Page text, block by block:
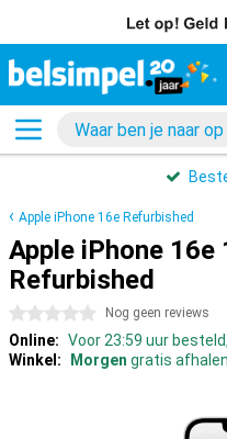
Apple iPhone 16e Refurbished
Apple iPhone 16e
Refurbished
0 sterren Nog geen reviews
Online: Voor 23:59 uur
Winkel:
Morgen gratis afhalen